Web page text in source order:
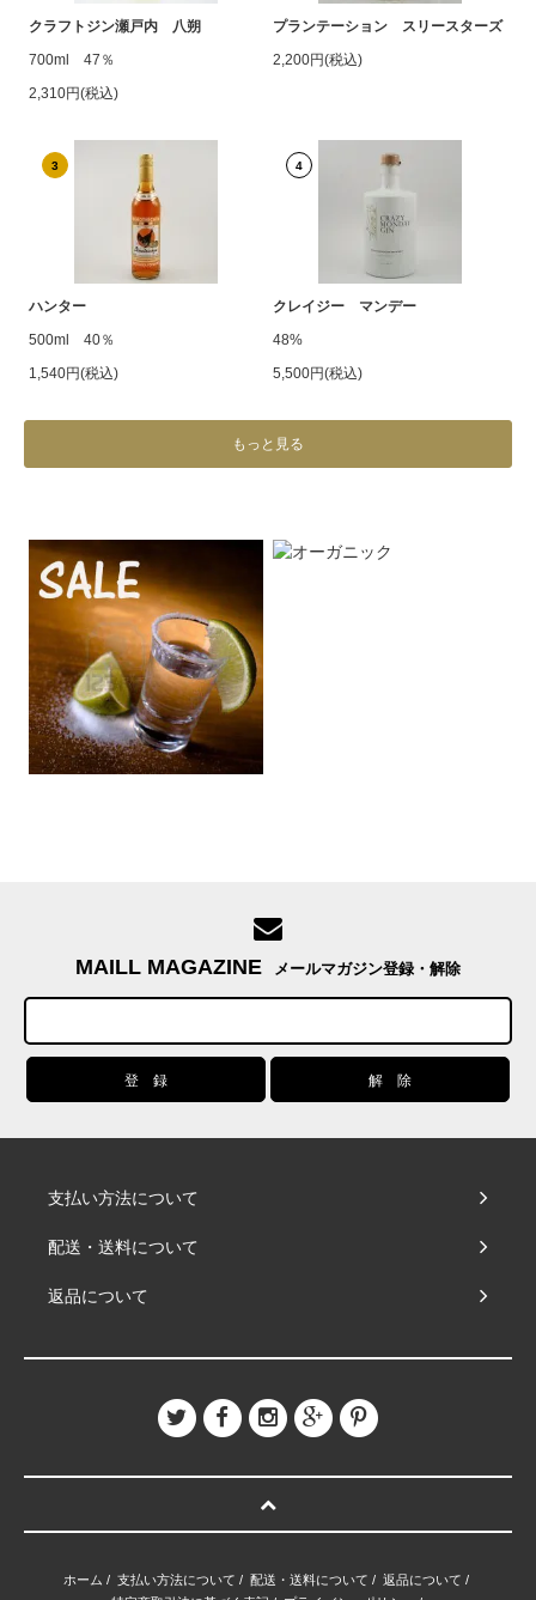
クラフトジン瀬戸内 八朔
700ml 47％
2,310円(税込)
プランテーション スリースターズ
2,200円(税込)
3
ハンター
500ml 40％
1,540円(税込)
4
クレイジー マンデー
48%
5,500円(税込)
もっと見る
MAILL MAGAZINE メールマガジン登録・解除
支払い方法について
配送・送料について
返品について
ホーム / 支払い方法について / 配送・送料について / 返品について /